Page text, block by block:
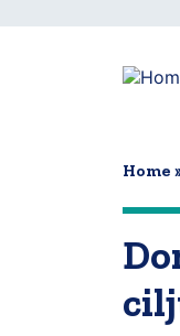
to
Home